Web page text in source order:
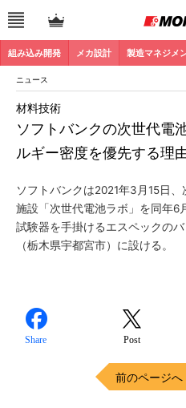
組み込み開発 メカ設計 製造マネジメ
ニュース
ソフトバンクの次世代電
ルギー密度を優先する理
材料技術
ソフトバンクは2021年3月15日
施設「次世代電池ラボ」を同年6
試験器を手掛けるエスペックの
（栃木県宇都宮市）に設ける。
Share Post
前のページへ